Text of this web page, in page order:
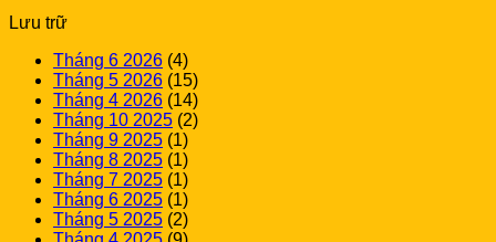
Lưu trữ
Tháng 6 2026 (4)
Tháng 5 2026 (15)
Tháng 4 2026 (14)
Tháng 10 2025 (2)
Tháng 9 2025 (1)
Tháng 8 2025 (1)
Tháng 7 2025 (1)
Tháng 6 2025 (1)
Tháng 5 2025 (2)